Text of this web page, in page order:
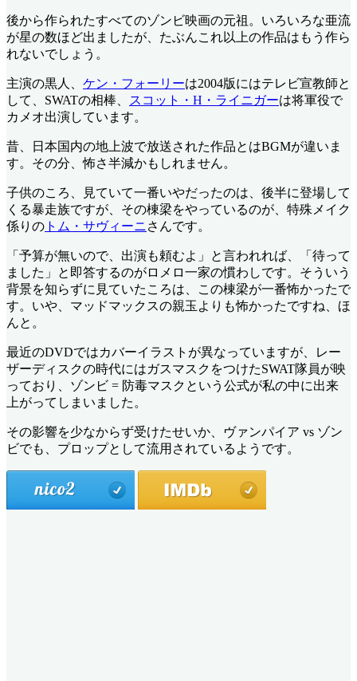
後から作られたすべてのゾンビ映画の元祖。いろいろな亜流
が星の数ほど出ましたが、たぶんこれ以上の作品はもう作ら
れないでしょう。
主演の黒人、 ケン・フォーリーは2004版にはテレビ宣教師と
して、SWATの相棒、
スコット・H・ライニガーは将軍役で
カメオ出演しています。
昔、日本国内の地上波で放送された作品とはBGMが違いま
す。その分、怖さ半減かもしれません。
子供のころ、見ていて一番いやだったのは、後半に登場して
くる暴走族ですが、その棟梁をやっているのが、特殊メイク
係りの トム・サヴィーニさんです。
「予算が無いので、出演も頼むよ」と言われれば、「待って
ました」と即答するのがロメロ一家の慣わしです。そういう
背景を知らずに見ていたころは、この棟梁が一番怖かったで
す。いや、マッドマックスの親玉よりも怖かったですね、ほ
んと。
最近のDVDではカバーイラストが異なっていますが、レー
ザーディスクの時代にはガスマスクをつけたSWAT隊員が映
っており、ゾンビ = 防毒マスクという公式が私の中に出来
上がってしまいました。
その影響を少なからず受けたせいか、ヴァンパイア vs ゾン
ビでも、プロップとして流用されているようです。